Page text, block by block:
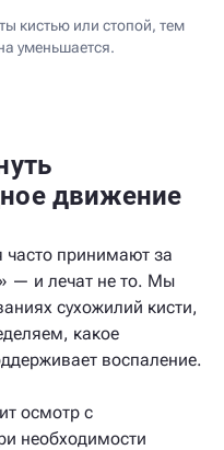
кистью или стопой, тем
уменьшается.
движение
часто принимают за
— и лечат не то. Мы
сухожилий кисти,
какое
воспаление.
осмотр с
необходимости